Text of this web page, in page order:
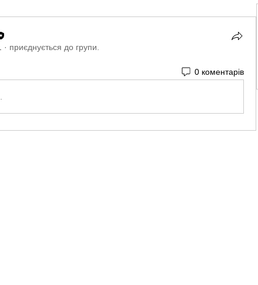
· приєднується до групи.
0 коментарів